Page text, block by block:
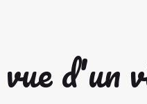
d'un